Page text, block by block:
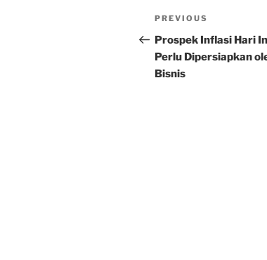
Post
navigation
Previous
Post
PREVIOUS
Prospek Inflasi Hari
Perlu Dipersiapkan
Bisnis